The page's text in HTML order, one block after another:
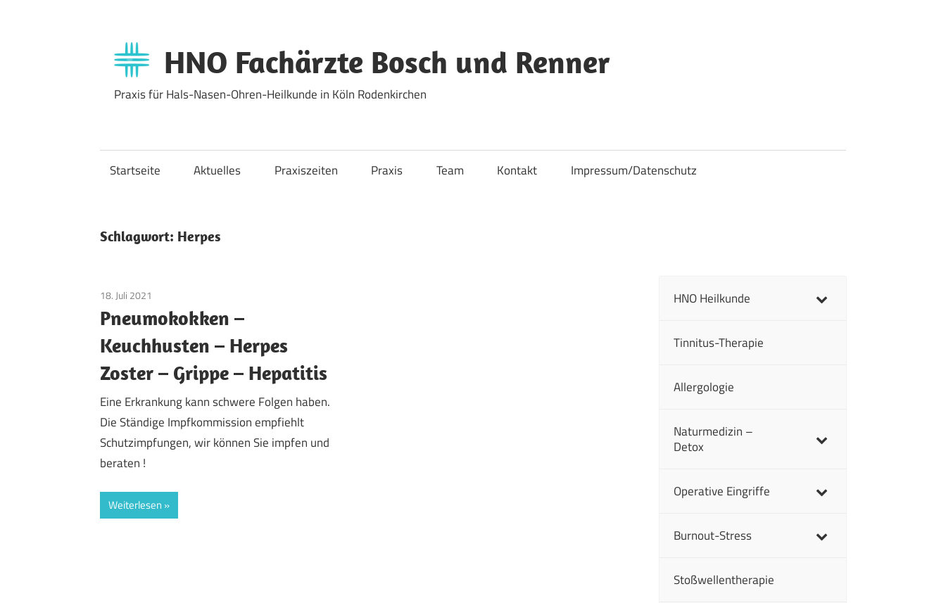
springen
HNO Fachärzte Bosch und Renner
Praxis für Hals-Nasen-Ohren-Heilkunde in Köln Rodenkirchen
Startseite Aktuelles Praxiszeiten Praxis Team Kontakt Impressum/Datenschutz
Schlagwort: Herpes
18. Juli 2021
Pneumokokken –
Keuchhusten – Herpes
Zoster – Grippe – Hepatitis
Eine Erkrankung kann schwere Folgen haben.
Die Ständige Impfkommission empfiehlt
Schutzimpfungen, wir können Sie impfen und
beraten !
Weiterlesen
HNO Heilkunde
Tinnitus-Therapie
Allergologie
Naturmedizin –
Detox
Operative Eingriffe
Burnout-Stress
Stoßwellentherapie